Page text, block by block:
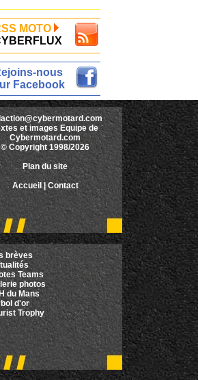
MOTO
nous
Facebook
et images Equipe de
Cybermotard.com
© Copyright 1998/2026
Plan du site
Accueil |Contact
brèves
Teams
photos
du Mans
d'or
Trophy